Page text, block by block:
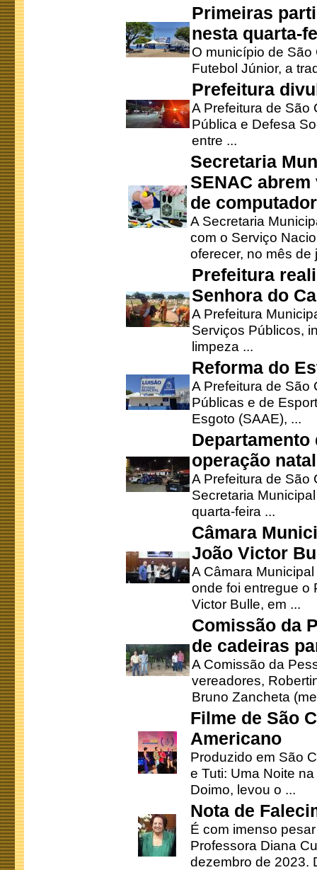
Primeiras
nesta quarta-
O município de
Futebol Júnior, a
Prefeitura
A Prefeitura de São
Pública e Defesa
entre ...
Secretaria
SENAC
de
A Secretaria
com o Serviço
oferecer, no mês de
Prefeitura
Senhora do
A Prefeitura
Serviços Públicos,
limpeza ...
Reforma do
A Prefeitura de São
Públicas e de
Esgoto (SAAE), ...
operação
A Prefeitura de São
Secretaria
quarta-feira ...
Câmara
João Victor
A Câmara
onde foi entregue o
Victor Bulle, em ...
Comissão da
de cadeiras
A Comissão da
vereadores,
Bruno Zancheta
Filme de São
Americano
Produzido em São
e Tuti: Uma Noite
Doimo, levou o ...
Nota de
É com imenso
Professora Diana
dezembro de 2023.